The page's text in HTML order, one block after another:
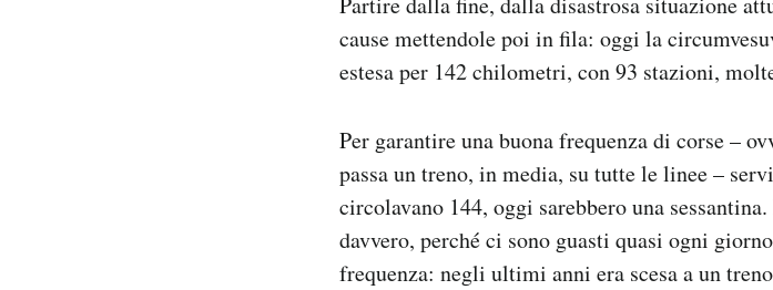
cause mettendole poi in fila: oggi la
estesa per 142 chilometri, con 93 stazioni,
Per garantire una buona frequenza di corse –
passa un treno, in media, su tutte le linee –
circolavano 144, oggi sarebbero una
davvero, perché ci sono guasti quasi ogni
frequenza: negli ultimi anni era scesa a un